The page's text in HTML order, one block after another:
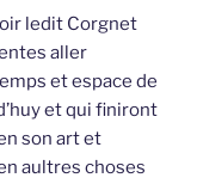
ledit Corgnet
aller
et espace de
et qui finiront
son art et
aultres choses